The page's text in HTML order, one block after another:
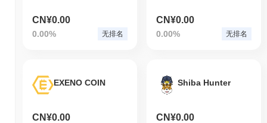
CN¥0.00
0.00% 无排名
CN¥0.00
0.00% 无排名
EXENO COIN
CN¥0.00
Shiba Hunter
CN¥0.00